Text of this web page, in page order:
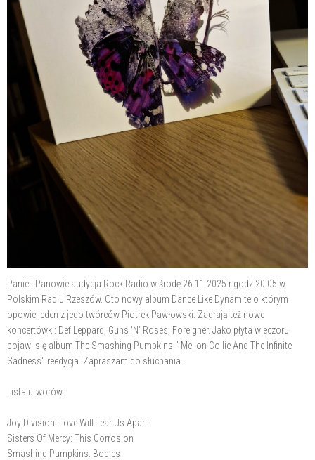
Panie i Panowie audycja Rock Radio w środę 26.11.2025 r godz.20.05 w
Polskim Radiu Rzeszów. Oto nowy album Dance Like Dynamite o którym
opowie jeden z jego twórców Piotrek Pawłowski. Zagrają też nowe
koncertówki: Def Leppard, Guns 'N' Roses, Foreigner. Jako płyta wieczoru
pojawi się album The Smashing Pumpkins " Mellon Collie And The Infinite
Sadness" reedycja. Zapraszam do słuchania.
Lista utworów:
Joy Division: Love Will Tear Us Apart
Sisters Of Mercy: This Corrosion
Smashing Pumpkins: Bodies